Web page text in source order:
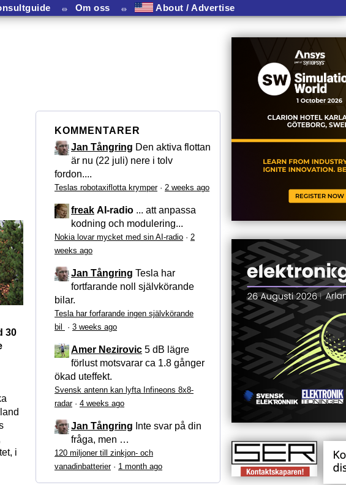
⏛ Om oss ⏛ About / Advertise
30
i
KOMMENTARER
Jan Tångring Den aktiva flottan
är nu (22 juli) nere i tolv
fordon....
Teslas robotaxiflotta krymper· 2 weeks ago
freak AI-radio ... att anpassa
kodning och modulering...
Nokia lovar mycket med sin AI-radio · 2
weeks ago
Jan Tångring Tesla har
fortfarande noll självkörande
bilar.
Tesla har forfarande ingen självkörande
bil
· 3 weeks ago
Amer Nezirovic 5 dB lägre
förlust motsvarar ca 1.8 gånger
ökad uteffekt.
Svensk antenn kan lyfta Infineons 8x8-
radar· 4 weeks ago
Jan Tångring Inte svar på din
fråga, men …
120 miljoner till zinkjon- och
vanadinbatterier· 1 month ago